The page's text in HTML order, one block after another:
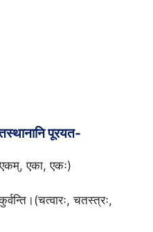
पूरयत-
एका, एकः)
चतस्त्रः,